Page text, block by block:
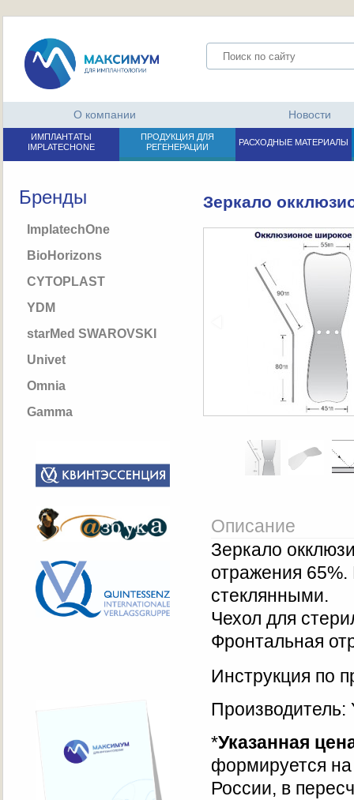
О компании Новости
ИМПЛАНТАТЫ
IMPLATECHONE
ПРОДУКЦИЯ ДЛЯ
РЕГЕНЕРАЦИИ
РАСХОДНЫЕ МАТЕРИАЛЫ
Бренды
ImplatechOne
BioHorizons
CYTOPLAST
YDM
starMed SWAROVSKI
Univet
Omnia
Gamma
Зеркало
Описание
Зеркало
отражения
стеклянными.
Чехол для
Фронтальная
Инструкция по
*Указанная
формируется на
России, в